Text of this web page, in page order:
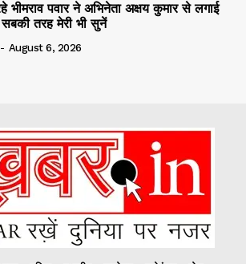
पवार ने अभिनेता अक्षय कुमार से लगाई
तरह मेरी भी सुनें
- August 6, 2026